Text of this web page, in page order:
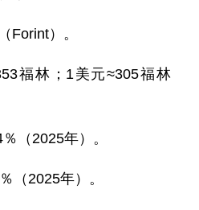
Forint）。
福林；1美元≈305福林
（2025年）。
（2025年）。